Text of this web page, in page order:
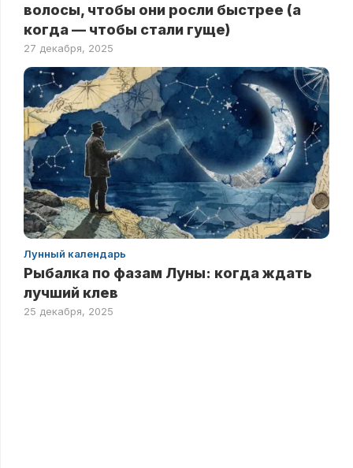
волосы, чтобы они росли быстрее (а
когда — чтобы стали гуще)
27 декабря, 2025
Лунный календарь
Рыбалка по фазам Луны: когда ждать
лучший клев
25 декабря, 2025